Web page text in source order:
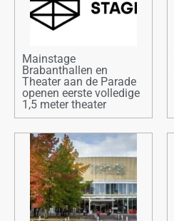
Mainstage
Brabanthallen en
Theater aan de Parade
openen eerste volledige
1,5 meter theater